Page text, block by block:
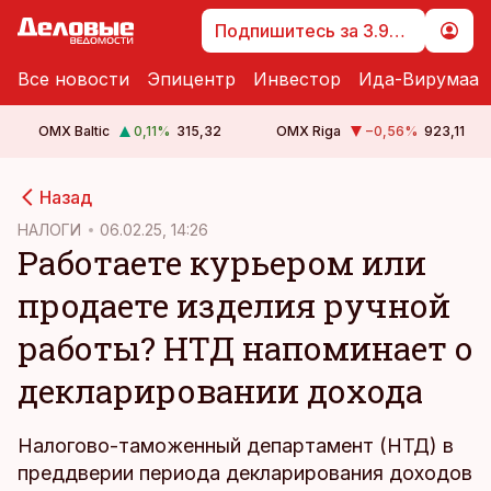
Подпишитесь за 3.99 €
Все новости Эпицентр Инвестор Ида-Вирумаа
OMX Baltic 0,11% 315,32 OMX Riga −0,56% 923,11
Назад
НАЛОГИ 06.02.25, 14:26
Работаете курьером или
продаете изделия ручной
работы? НТД напоминает о
декларировании дохода
Налогово-таможенный департамент (НТД) в
преддверии периода декларирования доходов